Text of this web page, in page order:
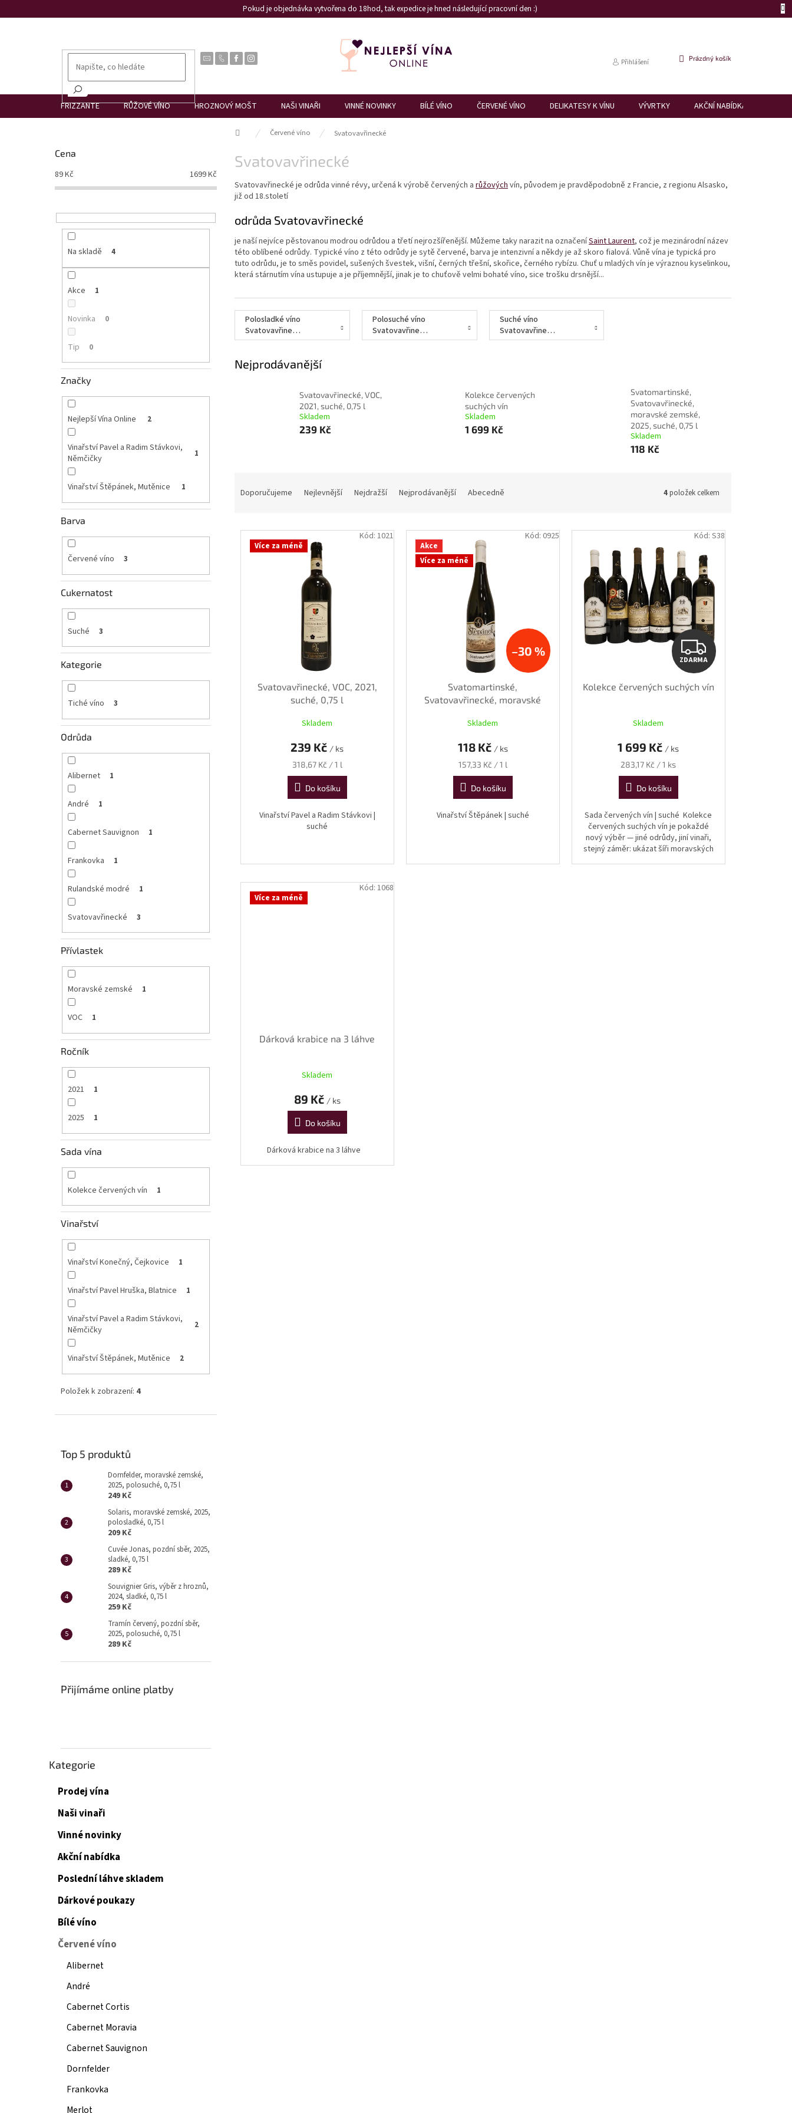
na
Pokud je objednávka vytvořena do 18hod, tak expedice je hned následující pracovní den :)
Přihlášení
NÁKUPNÍ
Prázdný košík
FRIZZANTE RŮŽOVÉ VÍNO HROZNOVÝ MOŠT NAŠI VINAŘI VINNÉ NOVINKY BÍLÉ VÍNO ČERVENÉ VÍNO DELIKATESY K VÍNU VÝVRTKY AKČNÍ NABÍDKA
Domů Červené víno Svatovavřinecké
Cena
89Kč 1699Kč
Na skladě 4
Akce 1
Novinka 0
Tip 0
Značky
Nejlepší Vína Online 2
Vinařství Pavel a Radim Stávkovi,
Němčičky
1
Vinařství Štěpánek, Mutěnice 1
Barva
Červené víno 3
Cukernatost
Suché 3
Kategorie
Tiché víno 3
Odrůda
Alibernet 1
André 1
Cabernet Sauvignon 1
Frankovka 1
Rulandské modré 1
Svatovavřinecké 3
Přívlastek
Moravské zemské 1
VOC 1
Ročník
2021 1
2025 1
Sada vína
Kolekce červených vín 1
Vinařství
Vinařství Konečný, Čejkovice 1
Vinařství Pavel Hruška, Blatnice 1
Vinařství Pavel a Radim Stávkovi,
Němčičky
2
Vinařství Štěpánek, Mutěnice 2
Položek k zobrazení: 4
Top 5 produktů
Dornfelder, moravské zemské,
2025, polosuché, 0,75 l
249 Kč
Solaris, moravské zemské, 2025,
polosladké, 0,75 l
209 Kč
Cuvée Jonas, pozdní sběr, 2025,
sladké, 0,75 l
289 Kč
Souvignier Gris, výběr z hroznů,
2024, sladké, 0,75 l
259 Kč
Tramín červený, pozdní sběr,
2025, polosuché, 0,75 l
289 Kč
Přijímáme online platby
Přeskočit
kategorie
Kategorie
Prodej vína
Naši vinaři
Vinné novinky
Akční nabídka
Poslední láhve skladem
Dárkové poukazy
Bílé víno
Červené víno
Alibernet
André
Cabernet Cortis
Cabernet Moravia
Cabernet Sauvignon
Dornfelder
Frankovka
Merlot
Svatovavřinecké
Svatovavřinecké je odrůda vinné révy, určená k výrobě červených a růžových vín, původem je pravděpodobně z Francie, z regionu Alsasko,
již od 18.století
odrůda Svatovavřinecké
je naší nejvíce pěstovanou modrou odrůdou a třetí nejrozšířenější. Můžeme taky narazit na označeníSaint Laurent, což je mezinárodní název
této oblíbené odrůdy. Typické víno z této odrůdy je sytě červené, barva je intenzivní a někdy je až skoro fialová. Vůně vína je typická pro
tuto odrůdu, je to směs povidel, sušených švestek, višní, černých třešní, skořice, černého rybízu. Chuť u mladých vín je výraznou kyselinkou,
která stárnutím vína ustupuje a je příjemnější, jinak je to chuťově velmi bohaté víno, sice trošku drsnější...
Polosladké víno
Svatovavřinecké
Polosuché víno
Svatovavřinecké
Suché víno
Svatovavřinecké
Nejprodávanější
Svatovavřinecké, VOC,
2021, suché, 0,75 l
Skladem
239 Kč
Kolekce červených
suchých vín
Skladem
1 699 Kč
Svatomartinské,
Svatovavřinecké,
moravské zemské,
2025, suché, 0,75 l
Skladem
118 Kč
n
Doporučujeme Nejlevnější Nejdražší Nejprodávanější Abecedně 4položek celkem
V
Více za méně
Svatovavřinecké, VOC, 2021,
suché, 0,75 l
Skladem
239 Kč / ks
Měrná
cena:
318,67 Kč / 1 l
Do košíku
Vinařství Pavel a Radim Stávkovi |
suché
Kód: 1021
Akce
Více za méně
–30 %
Svatomartinské,
Svatovavřinecké, moravské
Skladem
118 Kč / ks
Měrná
cena:
157,33 Kč / 1 l
Do košíku
Vinařství Štěpánek | suché
Kód: 0925
ZDARMA
Kolekce červených suchých vín
Skladem
1 699 Kč / ks
Měrná
cena:
283,17 Kč / 1 ks
Do košíku
Sada červených vín | suché Kolekce
červených suchých vín je pokaždé
nový výběr — jiné odrůdy, jiní vinaři,
stejný záměr: ukázat šíři moravských
Kód: S38
Více za méně
Dárková krabice na 3 láhve
Skladem
89 Kč / ks
Do košíku
Dárková krabice na 3 láhve
Kód: 1068